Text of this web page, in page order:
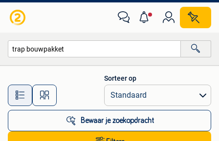
Alle afstanden…
Sorteer op
Bewaar je zoekopdracht